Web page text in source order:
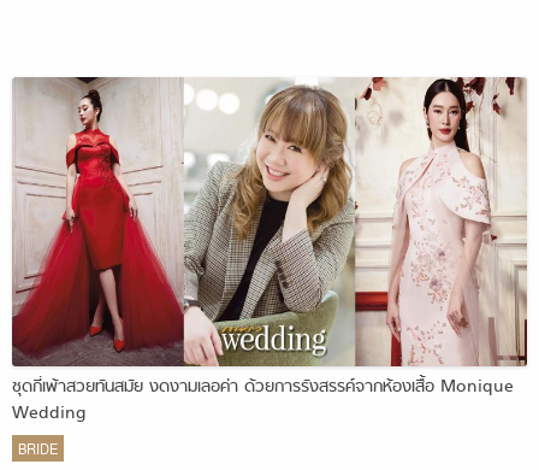
ชุดกี่เพ้าสวยทันสมัย งดงามเลอค่า ด้วยการรังสรรค์จากห้องเสื้อ Monique
Wedding
BRIDE